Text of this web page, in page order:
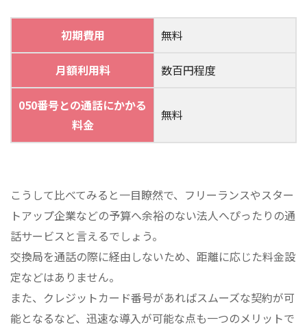
初期費用 無料
月額利用料 数百円程度
050番号との通話にかかる
料金
無料
こうして比べてみると一目瞭然で、フリーランスやスター
トアップ企業などの予算へ余裕のない法人へぴったりの通
話サービスと言えるでしょう。
交換局を通話の際に経由しないため、距離に応じた料金設
定などはありません。
また、クレジットカード番号があればスムーズな契約が可
能となるなど、迅速な導入が可能な点も一つのメリットで